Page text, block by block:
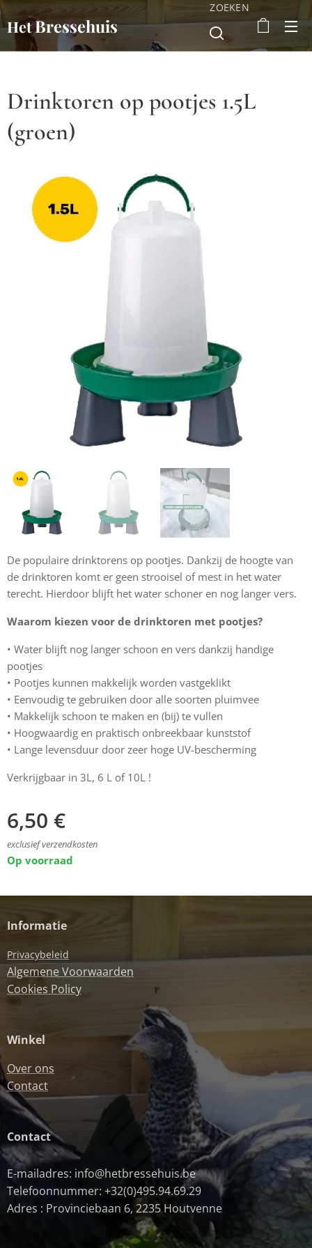
HetBressehuis
ZOEKEN
Drinktoren op pootjes 1.5L
(groen)
De populaire drinktorens op pootjes. Dankzij de hoogte van
de drinktoren komt er geen strooisel of mest in het water
terecht. Hierdoor blijft het water schoner en nog langer vers.
Waarom kiezen voor de drinktoren met pootjes?
• Water blijft nog langer schoon en vers dankzij handige
pootjes
• Pootjes kunnen makkelijk worden vastgeklikt
• Eenvoudig te gebruiken door alle soorten pluimvee
• Makkelijk schoon te maken en (bij) te vullen
• Hoogwaardig en praktisch onbreekbaar kunststof
• Lange levensduur door zeer hoge UV-bescherming
Verkrijgbaar in 3L, 6 L of 10L !
6,50 €
exclusief verzendkosten
Op voorraad
Informatie
Privacybeleid
Algemene Voorwaarden
Cookies Policy
Winkel
Over ons
Contact
Contact
E-mailadres: info@hetbressehuis.be
Telefoonnummer: +32(0)495.94.69.29
Adres : Provinciebaan 6, 2235 Houtvenne